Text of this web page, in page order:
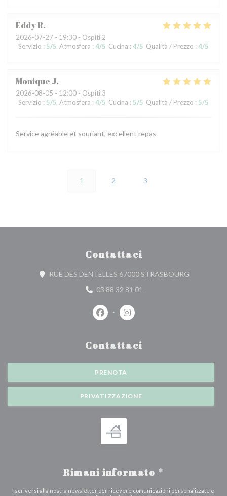
EddyR
2026-07-27 - 19:30 - Ospiti 2
Servizio : 5/5 Atmosfera : 4/5 Cucina : 4/5 Qualità / Prezzo : 4/5
Monique J
2026-08-05 - 12:00 - Ospiti 3
Servizio : 5/5 Atmosfera : 4/5 Cucina : 5/5 Qualità / Prezzo : 5/5
Service agréable et souriant, excellent repas
1 2 3
Contattaci
RUE DES DENTELLES 67000 STRASBOURG
03 88 32 81 01
Facebook ((apre una nuova finestra))
Instagram ((apre una nuova
Contattaci
PRENOTA
PRIVATIZZAZIONE
Rimani informato *
Iscriversi alla nostra newsletter per ricevere comunicazioni personalizzate e